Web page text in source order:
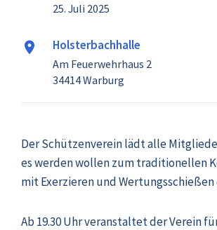
25. Juli 2025
Holsterbachhalle
Am Feuerwehrhaus 2
34414 Warburg
Der Schützenverein lädt alle
es werden wollen zum traditionellen
mit Exerzieren und Wertungsschießen
Ab 19.30 Uhr veranstaltet der Verein